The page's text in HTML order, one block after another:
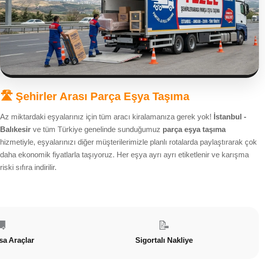
🛣️ Şehirler Arası Parça Eşya Taşıma
Az miktardaki eşyalarınız için tüm aracı kiralamanıza gerek yok! İstanbul -
Balıkesir ve tüm Türkiye genelinde sunduğumuz parça eşya taşıma
hizmetiyle, eşyalarınızı diğer müşterilerimizle planlı rotalarda paylaştırarak çok
daha ekonomik fiyatlarla taşıyoruz. Her eşya ayrı ayrı etiketlenir ve karışma
riski sıfıra indirilir.
Araçlar
📝
Sigortalı Nakliye